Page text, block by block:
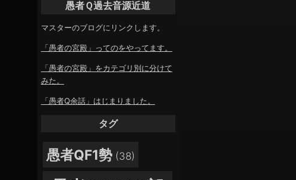
愚者Ｑ過去音源近道
マスターのブログにリンクします。
「愚者の宮殿」ってのをやってます。
「愚者の宮殿」をカテゴリ別に分けて
みた。
「愚者Q余話」はじまりました。
タグ
愚者QF1勢 (38)